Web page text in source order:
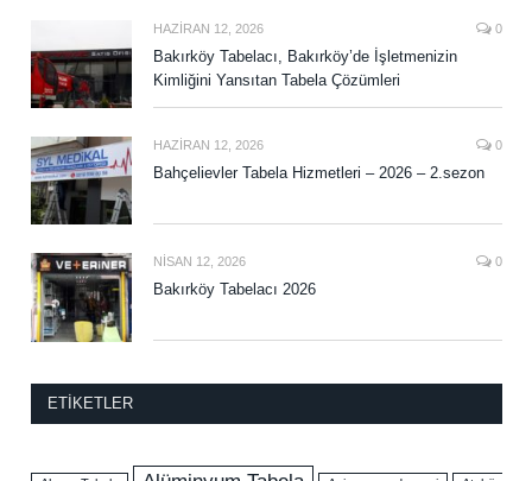
HAZIRAN 12, 2026 0
Bakırköy Tabelacı, Bakırköy’de İşletmenizin
Kimliğini Yansıtan Tabela Çözümleri
HAZIRAN 12, 2026 0
Bahçelievler Tabela Hizmetleri – 2026 – 2.sezon
NISAN 12, 2026 0
Bakırköy Tabelacı 2026
ETIKETLER